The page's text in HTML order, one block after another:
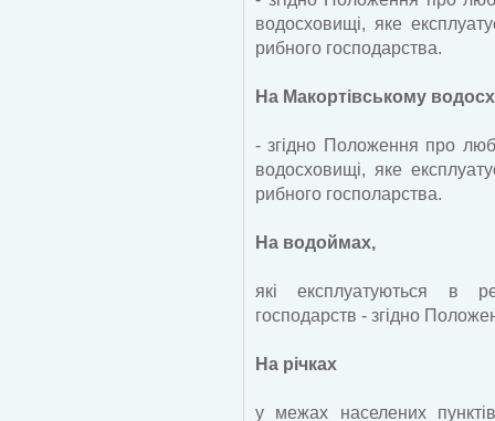
водосховищі, яке
рибного господарства.
На Макортівському
- згідно Положення про
водосховищі, яке
рибного госполарства.
На водоймах,
які експлуатуються в
господарств - згідно
На річках
у межах населених